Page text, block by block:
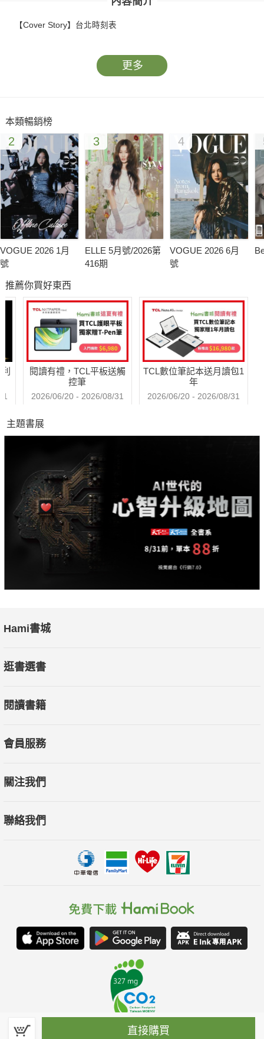
【Cover Story】台北時刻表
更多
本類暢銷榜
2
VOGUE 2026 1月
號
3
ELLE 5月號/2026第
416期
4
VOGUE 2026 6月
號
推薦你買好東西
閱讀有禮，TCL平板送觸
控筆
2026/06/20 - 2026/08/31
TCL數位筆記本送月讀包1
年
2026/06/20 - 2026/08/31
直接購買
主題書展
Hami書城
逛書選書
閱讀書籍
會員服務
關注我們
聯絡我們